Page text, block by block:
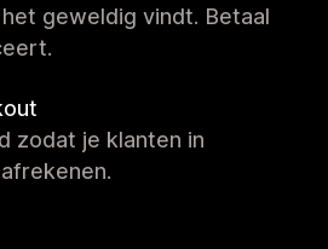
geweldig vindt. Betaal
zodat je klanten in